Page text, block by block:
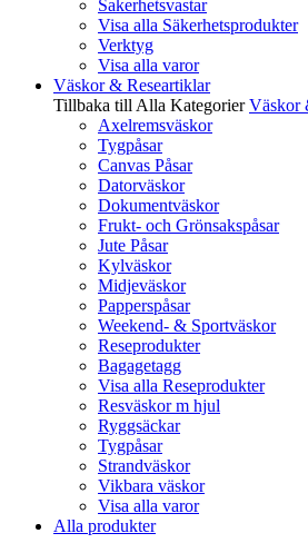
Sakerhetsvastar
Visa alla Säkerhetsprodukter
Verktyg
Visa alla varor
Väskor & Researtiklar
Tillbaka till Alla Kategorier Väskor
Axelremsväskor
Tygpåsar
Canvas Påsar
Datorväskor
Dokumentväskor
Frukt- och Grönsakspåsar
Jute Påsar
Kylväskor
Midjeväskor
Papperspåsar
Weekend- & Sportväskor
Reseprodukter
Bagagetagg
Visa alla Reseprodukter
Resväskor m hjul
Ryggsäckar
Tygpåsar
Strandväskor
Vikbara väskor
Visa alla varor
Alla produkter